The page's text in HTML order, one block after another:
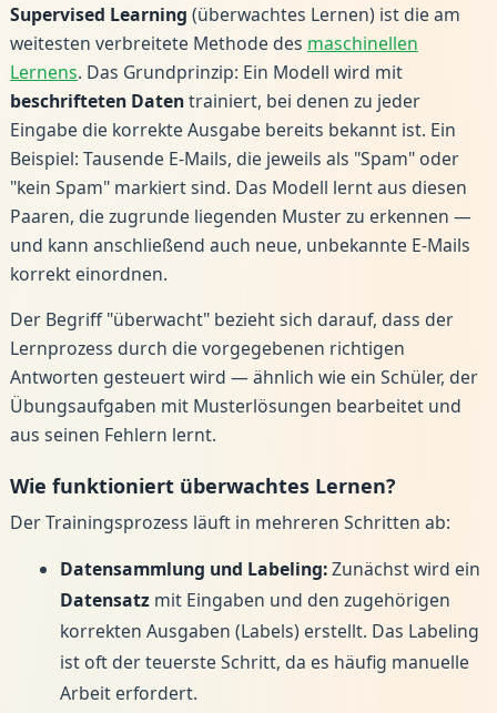
Supervised Learning (überwachtes Lernen) ist die am
weitesten verbreitete Methode des maschinellen
Lernens. Das Grundprinzip: Ein Modell wird mit
beschrifteten Datentrainiert, bei denen zu jeder
Eingabe die korrekte Ausgabe bereits bekannt ist. Ein
Beispiel: Tausende E-Mails, die jeweils als "Spam" oder
"kein Spam" markiert sind. Das Modell lernt aus diesen
Paaren, die zugrunde liegenden Muster zu erkennen —
und kann anschließend auch neue, unbekannte E-Mails
korrekt einordnen.
Der Begriff "überwacht" bezieht sich darauf, dass der
Lernprozess durch die vorgegebenen richtigen
Antworten gesteuert wird — ähnlich wie ein Schüler, der
Übungsaufgaben mit Musterlösungen bearbeitet und
aus seinen Fehlern lernt.
Wie funktioniert überwachtes Lernen?
Der Trainingsprozess läuft in mehreren Schritten ab:
Datensammlung und Labeling:Zunächst wird ein
Datensatzmit Eingaben und den zugehörigen
korrekten Ausgaben (Labels) erstellt. Das Labeling
ist oft der teuerste Schritt, da es häufig manuelle
Arbeit erfordert.